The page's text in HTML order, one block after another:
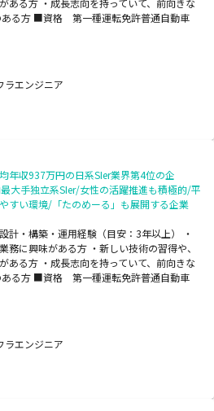
ある方 ■資格 第一種運転免許普通自動車
ラエンジニア
年収937万円の日系SIer業界第4位の企
大手独立系SIer/女性の活躍推進も積極的/平
すい環境/「たのめーる」も展開する企業
計・構築・運用経験（目安：3年以上） ・
務に興味がある方 ・新しい技術の習得や、
ある方 ・成長志向を持っていて、前向きな
ある方 ■資格 第一種運転免許普通自動車
ラエンジニア